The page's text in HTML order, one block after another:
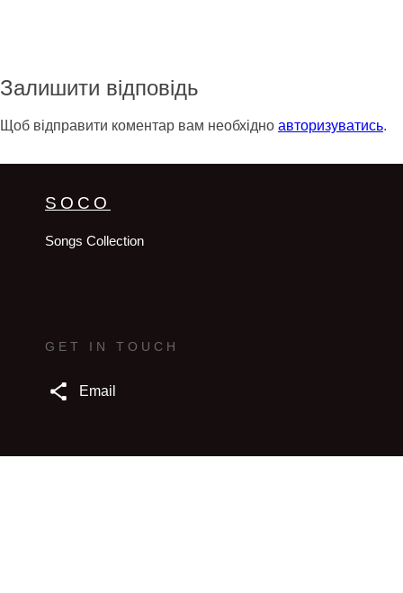
Залишити відповідь
Щоб відправити коментар вам необхідно авторизуватись.
SOCO
Songs Collection
GET IN TOUCH
Email